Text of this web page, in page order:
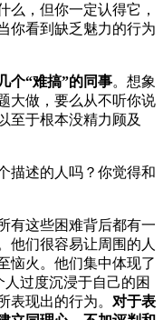
么，但你一定认得它，
你看到缺乏魅力的行为
个“难搞”的同事。想象
大做，要么从不听你说
于根本没精力顾及
描述的人吗？你觉得和
有这些困难背后都有一
他们很容易让周围的人
恼火。他们集中体现了
过度沉浸于自己的困
表现出的行为。 对于表